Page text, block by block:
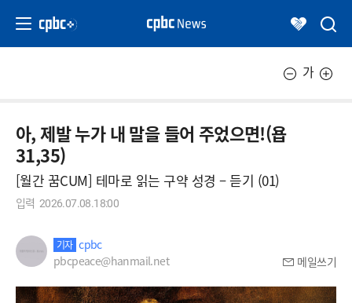
가
아, 제발 누가 내 말을 들어 주었으면!(욥
31,35)
[월간 꿈CUM] 테마로 읽는 구약 성경 – 듣기 (01)
입력 2026.07.08.18:00
기자 cpbc
pbcpeace@hanmail.net
메일쓰기